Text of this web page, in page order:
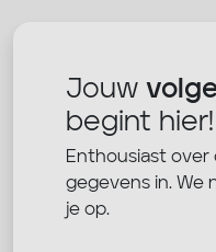
Jouw
begint hier!
Enthousiast over
gegevens in. We
je op.